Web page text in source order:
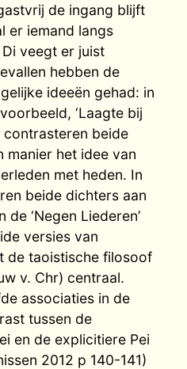
de ingang blijft
er iemand langs
veegt er juist
hebben de
ideeën gehad: in
‘Laagte bij
contrasteren beide
manier het idee van
met heden. In
beide dichters aan
‘Negen Liederen’
versies van
de taoistische filosoof
v. Chr) centraal.
associaties in de
tussen de
en de explicitiere Pei
2012 p 140-141)